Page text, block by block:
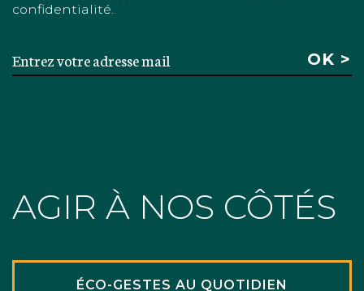
confidentialité.
AGIR À NOS CÔTÉS
ÉCO-GESTES AU QUOTIDIEN